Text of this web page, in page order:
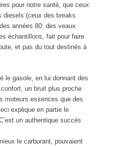
pour notre santé, que ceux
diesels (ceux des breaks
années 80: des veaux
échantillons, fait pour faire
et pas du tout destinés à
le gasole, en lui donnant des
un bruit plus proche
moteurs essences que des
explique en partie le
un authentique succès
le carburant, pouvaient